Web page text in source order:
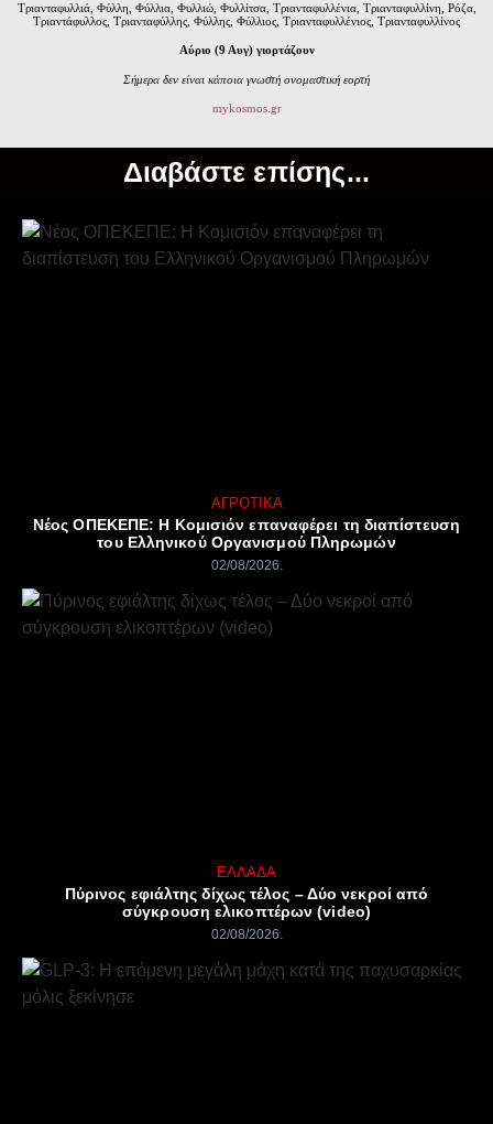
Τριανταφυλλιά, Φύλλη, Φύλλια, Φυλλιώ, Φυλλίτσα, Τριανταφυλλένια, Τριανταφυλλίνη, Ρόζα,
Τριαντάφυλλος, Τριανταφύλλης, Φύλλης, Φύλλιος, Τριανταφυλλένιος, Τριανταφυλλίνος
Αύριο (9 Αυγ) γιορτάζουν
Σήμερα δεν είναι κάποια γνωστή ονομαστική εορτή
mykosmos.gr
Διαβάστε επίσης...
ΑΓΡΟΤΙΚΆ
Νέος ΟΠΕΚΕΠΕ: Η Κομισιόν επαναφέρει τη διαπίστευση
του Ελληνικού Οργανισμού Πληρωμών
02/08/2026
ΕΛΛΆΔΑ
Πύρινος εφιάλτης δίχως τέλος – Δύο νεκροί από
σύγκρουση ελικοπτέρων (video)
02/08/2026